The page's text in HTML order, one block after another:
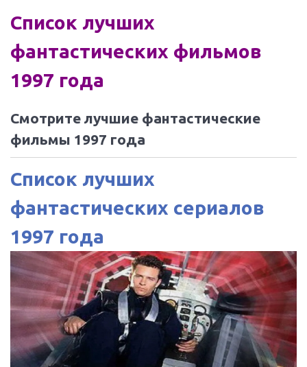
Список лучших
фантастических фильмов
1997 года
Смотрите лучшие фантастические
фильмы 1997 года
Список лучших
фантастических сериалов
1997 года